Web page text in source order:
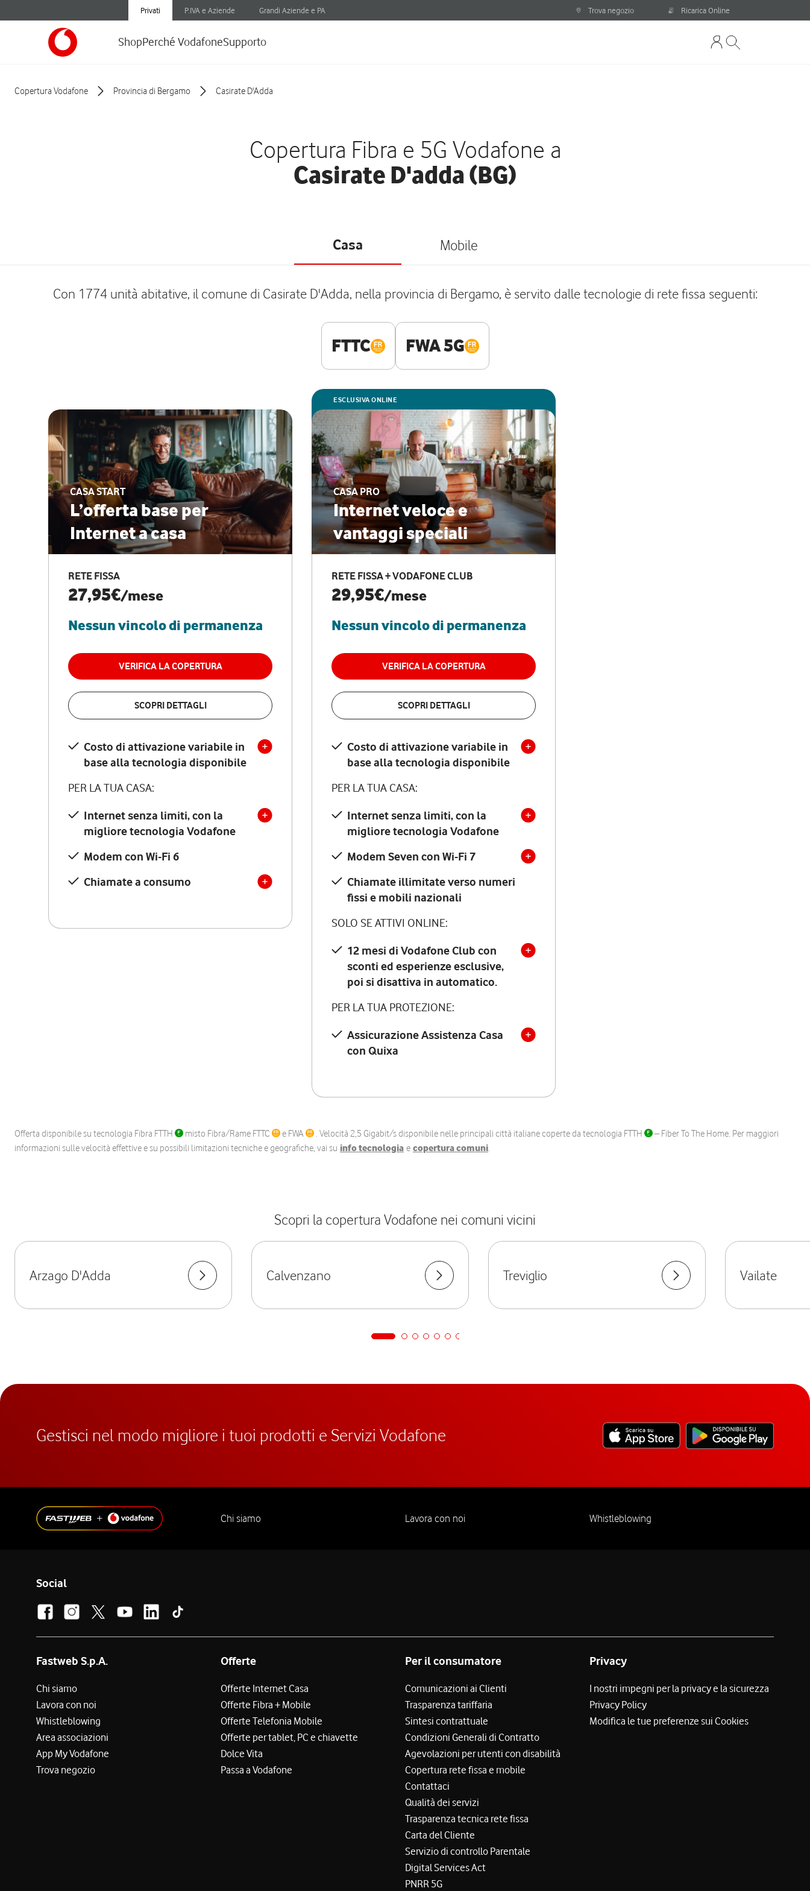
Privati P.IVA e Aziende Grandi Aziende e PA Trova negozio Ricarica Online
ShopPerché VodafoneSupporto
Copertura Vodafone Provincia di Bergamo Casirate D'Adda
Copertura Fibra e 5G Vodafone a
Casirate D'adda (BG)
Casa Mobile
Con 1774 unità abitative, il comune di Casirate D'Adda, nella provincia di Bergamo, è servito dalle tecnologie di rete fissa seguenti:
FTTC FWA 5G
CASA START
L’offerta base per
Internet a casa
RETE FISSA
27,95€/mese
Nessun vincolo di permanenza
VERIFICA LA COPERTURA
SCOPRI DETTAGLI
Costo di attivazione variabile in
base alla tecnologia disponibile
PER LA TUA CASA:
Internet senza limiti, con la
migliore tecnologia Vodafone
Modem con Wi-Fi 6
Chiamate a consumo
ESCLUSIVA ONLINE
CASA PRO
Internet veloce e
vantaggi speciali
RETE FISSA + VODAFONE CLUB
29,95€/mese
Nessun vincolo di permanenza
VERIFICA LA COPERTURA
SCOPRI DETTAGLI
Costo di attivazione variabile in
base alla tecnologia disponibile
PER LA TUA CASA:
Internet senza limiti, con la
migliore tecnologia Vodafone
Modem Seven con Wi-Fi 7
Chiamate illimitate verso numeri
fissi e mobili nazionali
SOLO SE ATTIVI ONLINE:
12 mesi di Vodafone Club con
sconti ed esperienze esclusive,
poi si disattiva in automatico.
PER LA TUA PROTEZIONE:
Assicurazione Assistenza Casa
con Quixa
Offerta disponibile su tecnologia Fibra FTTH misto Fibra/Rame FTTC e FWA . Velocità 2,5 Gigabit/s disponibile nelle principali città italiane coperte da tecnologia FTTH
– Fiber To The Home. Per maggiori
informazioni sulle velocità effettive e su possibili limitazioni tecniche e geografiche, vai su info tecnologia e copertura comuni.
Scopri la copertura Vodafone nei comuni vicini
Arzago D'Adda Calvenzano Treviglio Vailate
Gestisci nel modo migliore i tuoi prodotti e Servizi Vodafone
Chi siamo Lavora con noi Whistleblowing
Social
Fastweb S.p.A.
Chi siamo
Lavora con noi
Whistleblowing
Area associazioni
App My Vodafone
Trova negozio
Offerte
Offerte Internet Casa
Offerte Fibra + Mobile
Offerte Telefonia Mobile
Offerte per tablet, PC e chiavette
Dolce Vita
Passa a Vodafone
Per il consumatore
Comunicazioni ai Clienti
Trasparenza tariffaria
Sintesi contrattuale
Condizioni Generali di Contratto
Agevolazioni per utenti con disabilità
Copertura rete fissa e mobile
Contattaci
Qualità dei servizi
Trasparenza tecnica rete fissa
Carta del Cliente
Servizio di controllo Parentale
Digital Services Act
PNRR 5G
Privacy
I nostri impegni per la privacy e la sicurezza
Privacy Policy
Modifica le tue preferenze sui Cookies